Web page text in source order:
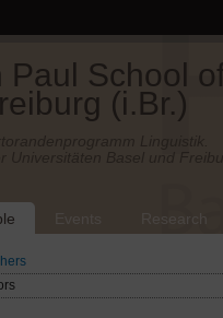
Paul School
(i.Br.)